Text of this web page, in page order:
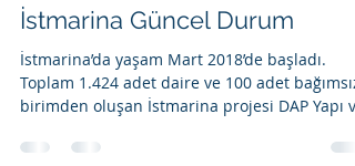
Göktuğ Beşer
Jan 2, 2020
3 min read
İstmarina Güncel Durum
İstmarina’da yaşam Mart 2018’de başladı.
Toplam 1.424 adet daire ve 100 adet bağımsız